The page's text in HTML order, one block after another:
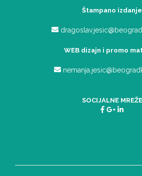
Štampano izdanje
WEB dizajn i promo
SOCIJALNE MREŽE